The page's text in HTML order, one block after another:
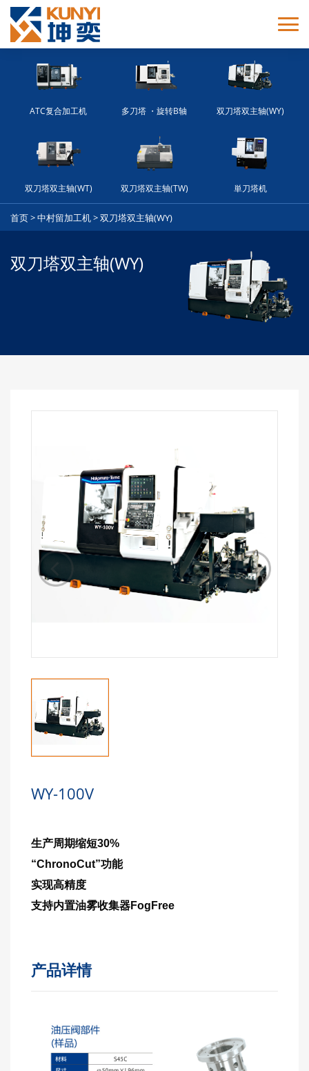
ATC复合加工机 多刀塔 ・旋转B轴 双刀塔双主轴(WY)
双刀塔双主轴(WT) 双刀塔双主轴(TW) 単刀塔机
首页>中村留加工机>双刀塔双主轴(WY)
双刀塔双主轴(WY)
WY-100V
生产周期缩短30%
“ChronoCut”功能
实现高精度
支持内置油雾收集器FogFree
产品详情